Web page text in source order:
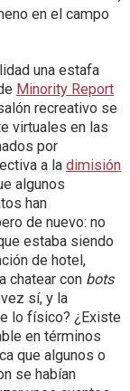
en el campo
una estafa
Minority Report
recreativo se
virtuales en las
por
a la dimisión
algunos
han
de nuevo: no
estaba siendo
de hotel,
chatear con bots
sí, y la
lo físico? ¿Existe
en términos
que algunos o
se habían